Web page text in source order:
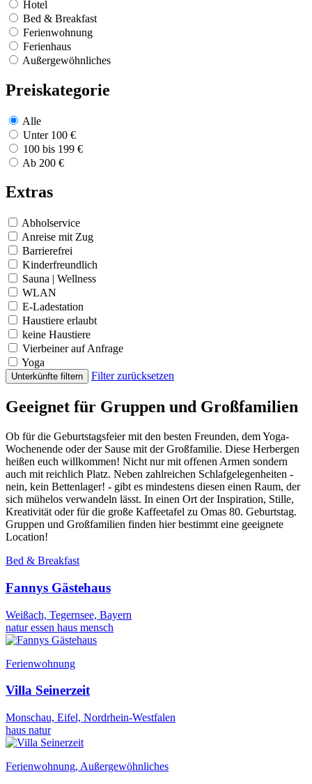
Hotel
Bed & Breakfast
Ferienwohnung
Ferienhaus
Außergewöhnliches
Preiskategorie
Alle
Unter 100 €
100 bis 199 €
Ab 200 €
Extras
Abholservice
Anreise mit Zug
Barrierefrei
Kinderfreundlich
Sauna | Wellness
WLAN
E-Ladestation
Haustiere erlaubt
keine Haustiere
Vierbeiner auf Anfrage
Yoga
Unterkünfte filtern Filter zurücksetzen
Geeignet für Gruppen und Großfamilien
Ob für die Geburtstagsfeier mit den besten Freunden, dem Yoga-
Wochenende oder der Sause mit der Großfamilie. Diese Herbergen
heißen euch willkommen! Nicht nur mit offenen Armen sondern
auch mit reichlich Platz. Neben zahlreichen Schlafgelegenheiten -
nein, kein Bettenlager! - gibt es mindestens diesen einen Raum, der
sich mühelos verwandeln lässt. In einen Ort der Inspiration, Stille,
Kreativität oder für die große Kaffeetafel zu Omas 80. Geburtstag.
Gruppen und Großfamilien finden hier bestimmt eine geeignete
Location!
Bed & Breakfast
Fannys Gästehaus
Weißach, Tegernsee, Bayern
natur essen haus mensch
Ferienwohnung
Villa Seinerzeit
Monschau, Eifel, Nordrhein-Westfalen
haus natur
Ferienwohnung, Außergewöhnliches